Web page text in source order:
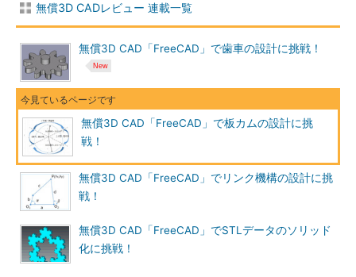
無償3D CADレビュー 連載一覧
無償3D CAD「FreeCAD」で歯車の設計に挑戦！
無償3D CAD「FreeCAD」で板カムの設計に挑
戦！
無償3D CAD「FreeCAD」でリンク機構の設計に挑
戦！
無償3D CAD「FreeCAD」でSTLデータのソリッド
化に挑戦！